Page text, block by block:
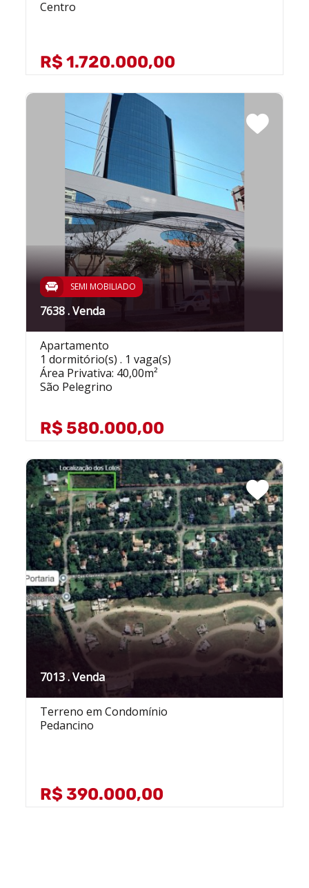
Centro
R$ 1.720.000,00
SEMI MOBILIADO
7638 . Venda
Apartamento
1 dormitório(s) . 1 vaga(s)
Área Privativa: 40,00m²
São Pelegrino
R$ 580.000,00
7013 . Venda
Terreno em Condomínio
Pedancino
R$ 390.000,00